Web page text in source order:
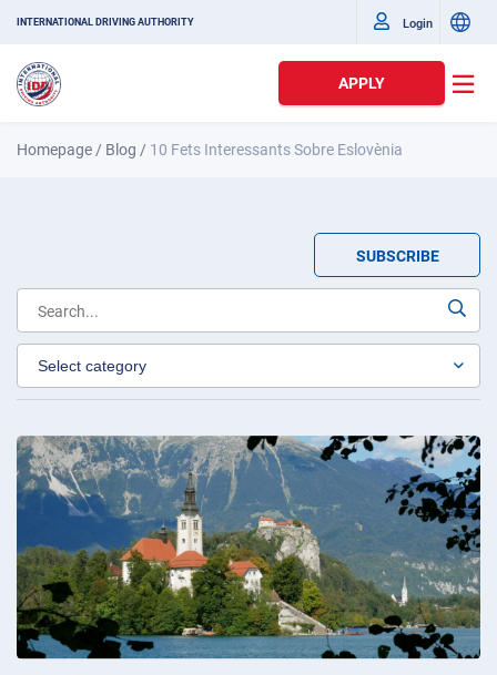
INTERNATIONAL DRIVING AUTHORITY Login
APPLY
Homepage / Blog / 10 Fets Interessants Sobre Eslovènia
SUBSCRIBE